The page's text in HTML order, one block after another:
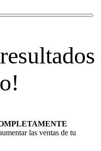
las ventas de tu